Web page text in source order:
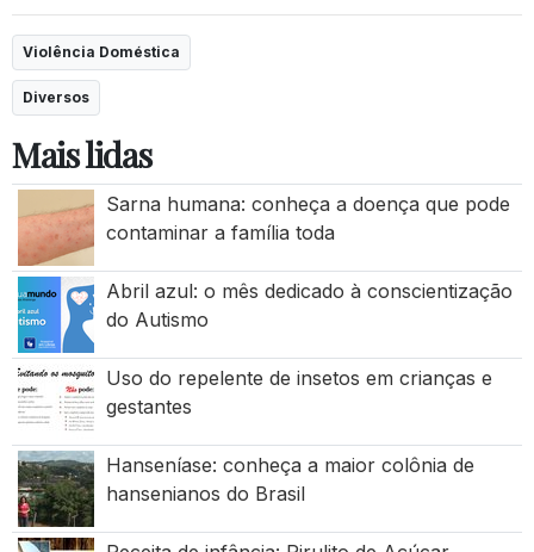
Violência Doméstica
Diversos
Mais lidas
Sarna humana: conheça a doença que pode
contaminar a família toda
Abril azul: o mês dedicado à conscientização
do Autismo
Uso do repelente de insetos em crianças e
gestantes
Hanseníase: conheça a maior colônia de
hansenianos do Brasil